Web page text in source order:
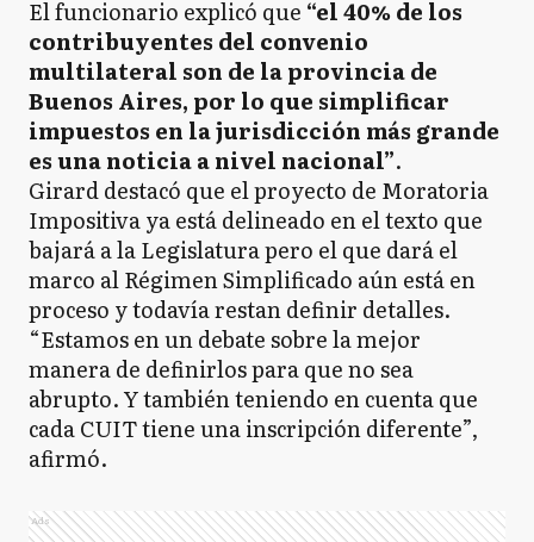
El funcionario explicó que “el 40% de los
contribuyentes del convenio
multilateral son de la provincia de
Buenos Aires, por lo que simplificar
impuestos en la jurisdicción más grande
es una noticia a nivel nacional”.
Girard destacó que el proyecto de Moratoria
Impositiva ya está delineado en el texto que
bajará a la Legislatura pero el que dará el
marco al Régimen Simplificado aún está en
proceso y todavía restan definir detalles.
“Estamos en un debate sobre la mejor
manera de definirlos para que no sea
abrupto. Y también teniendo en cuenta que
cada CUIT tiene una inscripción diferente”,
afirmó.
Ads